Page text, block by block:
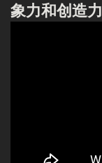
象力和创造力